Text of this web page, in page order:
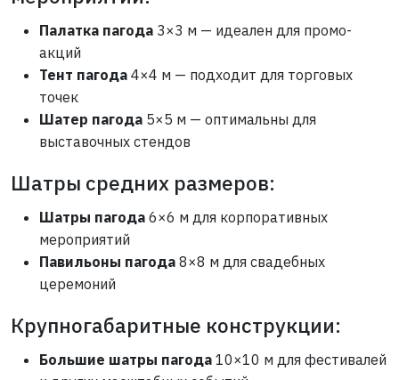
Палатка пагода 3×3 м — идеален для промо-
акций
Тент пагода 4×4 м — подходит для торговых
точек
Шатер пагода 5×5 м — оптимальны для
выставочных стендов
Шатры средних размеров:
Шатры пагода 6×6 м для корпоративных
мероприятий
Павильоны пагода 8×8 м для свадебных
церемоний
Крупногабаритные конструкции:
Большие шатры пагода 10×10 м для фестивалей